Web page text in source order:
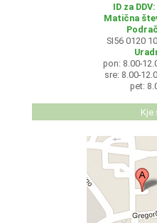
ID za DDV:
Matična
SI56 0120
pon: 8.00-
sre: 8.00-
pet:
Kje